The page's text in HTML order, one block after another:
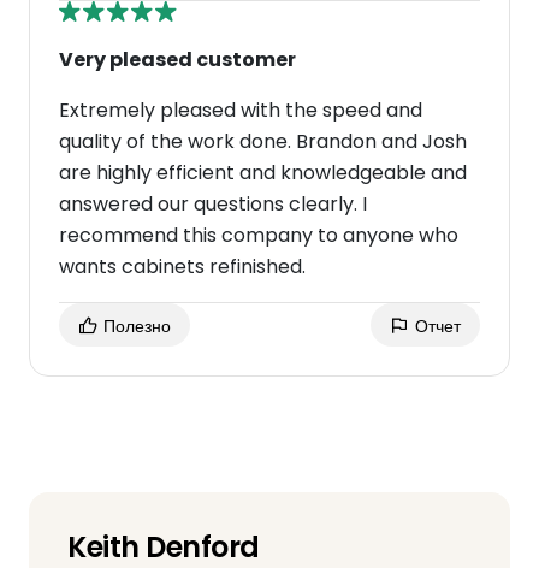
Very pleased customer
Extremely pleased with the speed and
quality of the work done. Brandon and Josh
are highly efficient and knowledgeable and
answered our questions clearly. I
recommend this company to anyone who
wants cabinets refinished.
Полезно Отчет
Keith Denford